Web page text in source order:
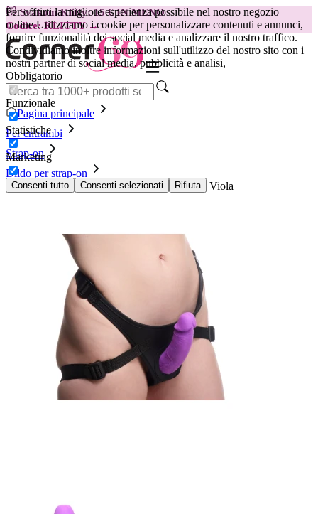
Per offrirti la migliore esperienza possibile nel nostro negozio
online.Utilizziamo i cookie per personalizzare contenuti e annunci,
fornire funzionalità dei social media e analizzare il nostro traffico.
Condividiamo inoltre informazioni sull'utilizzo del nostro sito con i
nostri partner di social media, pubblicità e analisi,
Obbligatorio
Funzionale
Statistiche
Marketing
Consenti tutto Consenti selezionati Rifiuta
😽Svakom Klitty: 15 € IN MENO
Codice: KLITTY →
Pagina principale
Per entrambi
Strap-on
Dildo per strap-on
XR Brands - Dildo doppio con imbracatura - Viola